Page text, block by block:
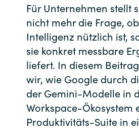
Indonesia
Kingdom of Saudi
Kuwait
Latvia
Lithuania
Für Unternehmen stellt
nicht mehr die Frage,
Intelligenz nützlich ist,
sie konkret messbare
liefert. In diesem
wir, wie Google durch
der Gemini-Modelle in
Workspace-Ökosystem
Produktivitäts-Suite in